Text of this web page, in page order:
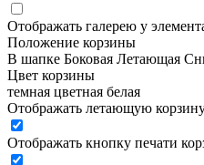
Отображать галерею у
Положение корзины
В шапке Боковая Летающая
Цвет корзины
темная цветная белая
Отображать летающую
Отображать кнопку печати